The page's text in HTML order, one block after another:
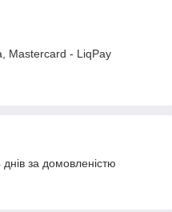
Mastercard - LiqPay
за домовленістю